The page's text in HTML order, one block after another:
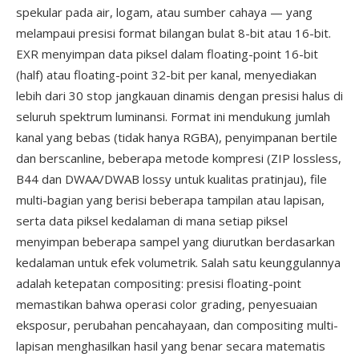
spekular pada air, logam, atau sumber cahaya — yang
melampaui presisi format bilangan bulat 8-bit atau 16-bit.
EXR menyimpan data piksel dalam floating-point 16-bit
(half) atau floating-point 32-bit per kanal, menyediakan
lebih dari 30 stop jangkauan dinamis dengan presisi halus di
seluruh spektrum luminansi. Format ini mendukung jumlah
kanal yang bebas (tidak hanya RGBA), penyimpanan bertile
dan berscanline, beberapa metode kompresi (ZIP lossless,
B44 dan DWAA/DWAB lossy untuk kualitas pratinjau), file
multi-bagian yang berisi beberapa tampilan atau lapisan,
serta data piksel kedalaman di mana setiap piksel
menyimpan beberapa sampel yang diurutkan berdasarkan
kedalaman untuk efek volumetrik. Salah satu keunggulannya
adalah ketepatan compositing: presisi floating-point
memastikan bahwa operasi color grading, penyesuaian
eksposur, perubahan pencahayaan, dan compositing multi-
lapisan menghasilkan hasil yang benar secara matematis